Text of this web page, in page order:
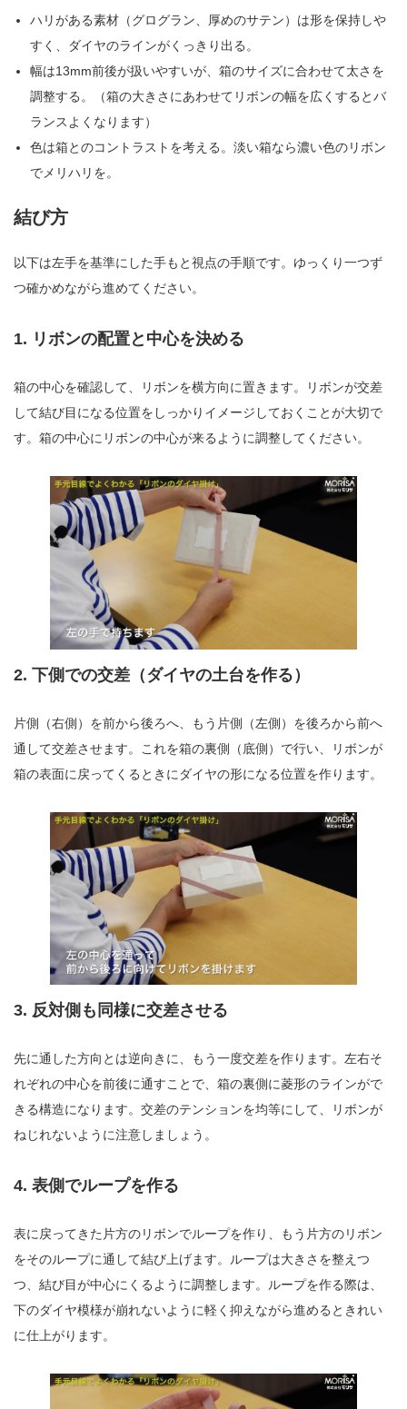
ハリがある素材（グログラン、厚めのサテン）は形を保持しや
すく、ダイヤのラインがくっきり出る。
幅は13mm前後が扱いやすいが、箱のサイズに合わせて太さを
調整する。（箱の大きさにあわせてリボンの幅を広くするとバ
ランスよくなります）
色は箱とのコントラストを考える。淡い箱なら濃い色のリボン
でメリハリを。
結び方
以下は左手を基準にした手もと視点の手順です。ゆっくり一つず
つ確かめながら進めてください。
1. リボンの配置と中心を決める
箱の中心を確認して、リボンを横方向に置きます。リボンが交差
して結び目になる位置をしっかりイメージしておくことが大切で
す。箱の中心にリボンの中心が来るように調整してください。
2. 下側での交差（ダイヤの土台を作る）
片側（右側）を前から後ろへ、もう片側（左側）を後ろから前へ
通して交差させます。これを箱の裏側（底側）で行い、リボンが
箱の表面に戻ってくるときにダイヤの形になる位置を作ります。
3. 反対側も同様に交差させる
先に通した方向とは逆向きに、もう一度交差を作ります。左右そ
れぞれの中心を前後に通すことで、箱の裏側に菱形のラインがで
きる構造になります。交差のテンションを均等にして、リボンが
ねじれないように注意しましょう。
4. 表側でループを作る
表に戻ってきた片方のリボンでループを作り、もう片方のリボン
をそのループに通して結び上げます。ループは大きさを整えつ
つ、結び目が中心にくるように調整します。ループを作る際は、
下のダイヤ模様が崩れないように軽く抑えながら進めるときれい
に仕上がります。